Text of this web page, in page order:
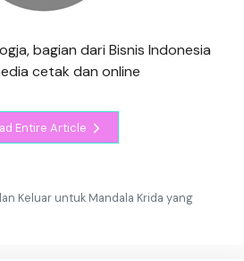
bagian dari Bisnis Indonesia
cetak dan online
Entire Article
Keluar untuk Mandala Krida yang